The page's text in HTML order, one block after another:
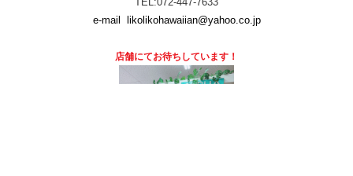
e-mail
likolikohawaiian@yahoo.co.jp
店舗にてお待ちしています！